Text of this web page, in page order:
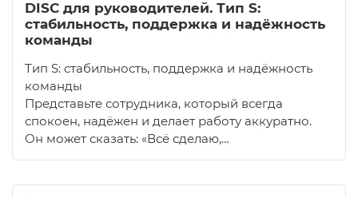
DISC для руководителей. Тип S:
стабильность, поддержка и надёжность
команды
Тип S: стабильность, поддержка и надёжность
команды
Представьте сотрудника, который всегда
спокоен, надёжен и делает работу аккуратно.
Он может сказать: «Всё сделаю,…